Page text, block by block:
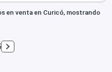
en venta en Curicó, mostrando